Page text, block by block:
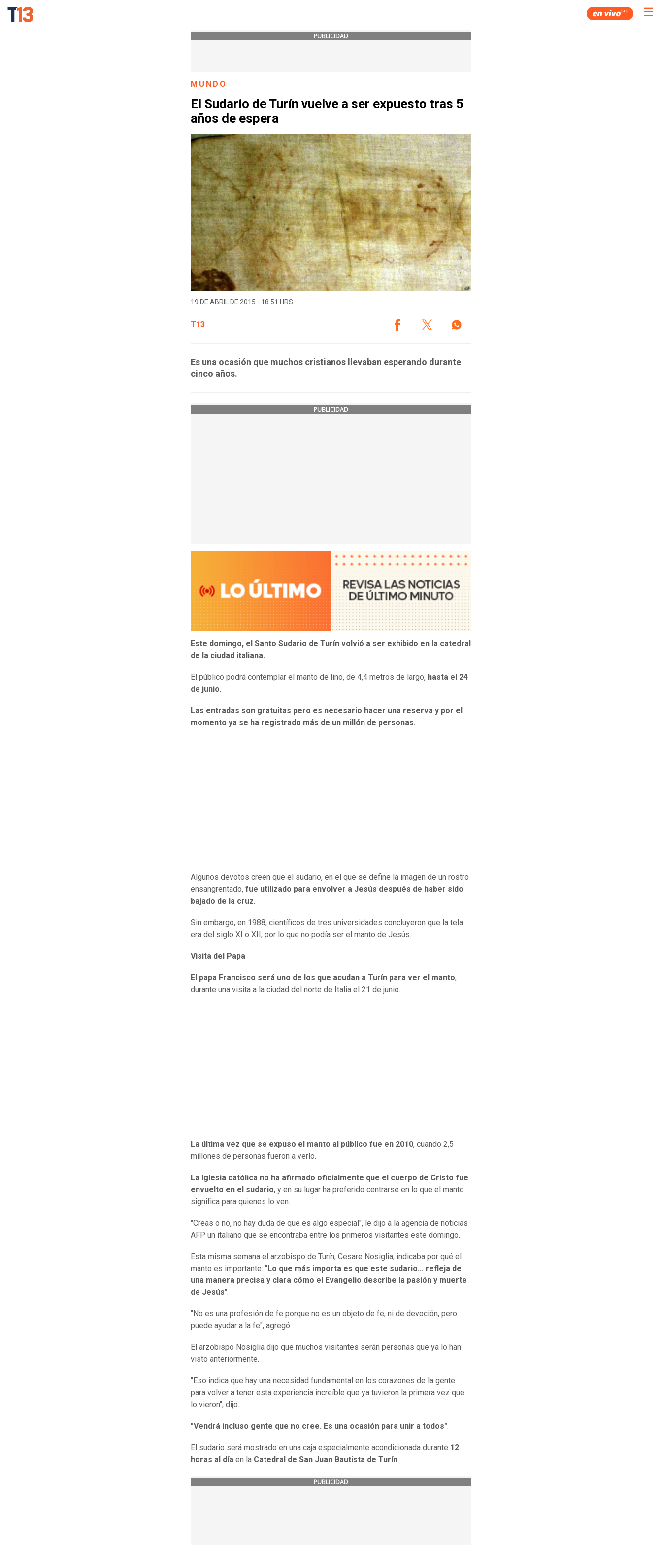
☰
PUBLICIDAD
MUNDO
El Sudario de Turín vuelve a ser expuesto tras 5
años de espera
19 DE ABRIL DE 2015 - 18:51 HRS.
T13
Es una ocasión que muchos cristianos llevaban esperando durante
cinco años.
PUBLICIDAD
Este domingo, el Santo Sudario de Turín volvió a ser exhibido en la catedral
de la ciudad italiana.
El público podrá contemplar el manto de lino, de 4,4 metros de largo, hasta el 24
de junio.
Las entradas son gratuitas pero es necesario hacer una reserva y por el
momento ya se ha registrado más de un millón de personas.
Algunos devotos creen que el sudario, en el que se define la imagen de un rostro
ensangrentado, fue utilizado para envolver a Jesús después de haber sido
bajado de la cruz.
Sin embargo, en 1988, científicos de tres universidades concluyeron que la tela
era del siglo XI o XII, por lo que no podía ser el manto de Jesús.
Visita del Papa
El papa Francisco será uno de los que acudan a Turín para ver el manto,
durante una visita a la ciudad del norte de Italia el 21 de junio.
La última vez que se expuso el manto al público fue en 2010, cuando 2,5
millones de personas fueron a verlo.
La Iglesia católica no ha afirmado oficialmente que el cuerpo de Cristo fue
envuelto en el sudario, y en su lugar ha preferido centrarse en lo que el manto
significa para quienes lo ven.
"Creas o no, no hay duda de que es algo especial", le dijo a la agencia de noticias
AFP un italiano que se encontraba entre los primeros visitantes este domingo.
Esta misma semana el arzobispo de Turín, Cesare Nosiglia, indicaba por qué el
manto es importante: " Lo que más importa es que este sudario... refleja de
una manera precisa y clara cómo el Evangelio describe la pasión y muerte
de Jesús".
"No es una profesión de fe porque no es un objeto de fe, ni de devoción, pero
puede ayudar a la fe", agregó.
El arzobispo Nosiglia dijo que muchos visitantes serán personas que ya lo han
visto anteriormente.
"Eso indica que hay una necesidad fundamental en los corazones de la gente
para volver a tener esta experiencia increíble que ya tuvieron la primera vez que
lo vieron", dijo.
"Vendrá incluso gente que no cree. Es una ocasión para unir a todos".
El sudario será mostrado en una caja especialmente acondicionada durante 12
horas al día en la Catedral de San Juan Bautista de Turín.
PUBLICIDAD